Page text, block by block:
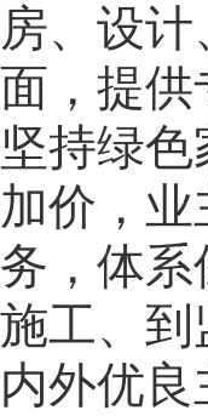
房、设
面，提
坚持绿
加价，
务，体
施工、
内外优